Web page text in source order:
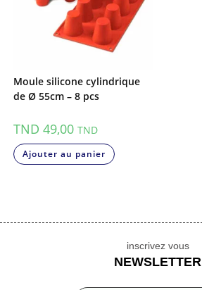
Moule silicone cylindrique
de Ø 55cm – 8 pcs
TND 49,00 TND
Ajouter au panier
inscrivez vous
NEWSLETTER